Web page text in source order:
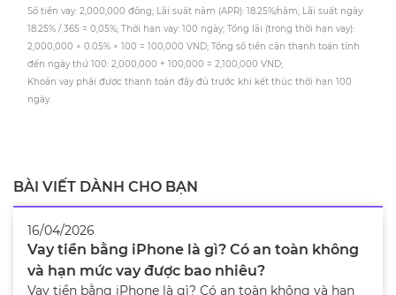
Số tiền vay: 2,000,000 đồng; Lãi suất năm (APR): 18.25%/năm; Lãi suất ngày:
18.25% / 365 = 0,05%; Thời hạn vay: 100 ngày; Tổng lãi (trong thời hạn vay):
2,000,000 × 0.05% × 100 = 100,000 VND; Tổng số tiền cần thanh toán tính
đến ngày thứ 100: 2,000,000 + 100,000 = 2,100,000 VND;
Khoản vay phải được thanh toán đầy đủ trước khi kết thúc thời hạn 100
ngày.
BÀI VIẾT DÀNH CHO BẠN
16/04/2026
Vay tiền bằng iPhone là gì? Có an toàn không
và hạn mức vay được bao nhiêu?
Vay tiền bằng iPhone là gì? Có an toàn không và hạn